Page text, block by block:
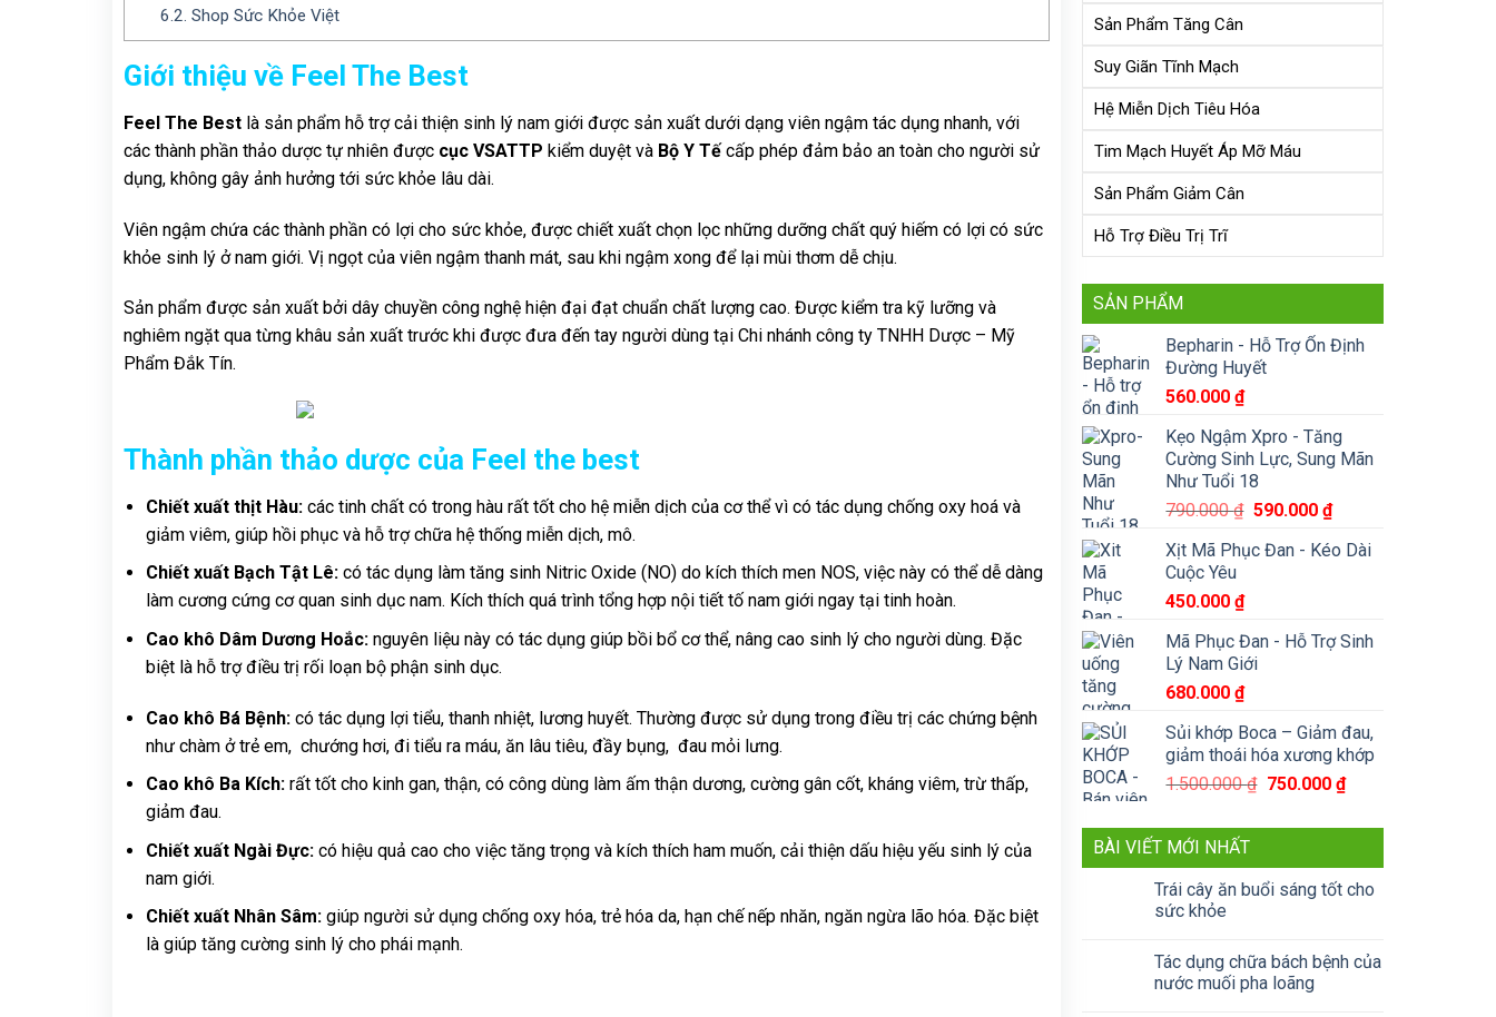
6.2. Shop Sức Khỏe Việt
Giới thiệu về Feel The Best
Feel The Bestlà sản phẩm hỗ trợ cải thiện sinh lý nam giới được sản xuất dưới dạng viên ngậm tác dụng nhanh, với
các thành phần thảo dược tự nhiên được cục VSATTP kiểm duyệt và Bộ Y Tếcấp phép đảm bảo an toàn cho người sử
dụng, không gây ảnh hưởng tới sức khỏe lâu dài.
Viên ngậm chứa các thành phần có lợi cho sức khỏe, được chiết xuất chọn lọc những dưỡng chất quý hiếm có lợi có sức
khỏe sinh lý ở nam giới. Vị ngọt của viên ngậm thanh mát, sau khi ngậm xong để lại mùi thơm dễ chịu.
Sản phẩm được sản xuất bởi dây chuyền công nghệ hiện đại đạt chuẩn chất lượng cao. Được kiểm tra kỹ lưỡng và
nghiêm ngặt qua từng khâu sản xuất trước khi được đưa đến tay người dùng tại Chi nhánh công ty TNHH Dược – Mỹ
Phẩm Đắk Tín.
Thành phần thảo dược của Feel the best
Chiết xuất thịt Hàu:các tinh chất có trong hàu rất tốt cho hệ miễn dịch của cơ thể vì có tác dụng chống oxy hoá và
giảm viêm, giúp hồi phục và hỗ trợ chữa hệ thống miễn dịch, mô.
Chiết xuất Bạch Tật Lê:có tác dụng làm tăng sinh Nitric Oxide (NO) do kích thích men NOS, việc này có thể dễ dàng
làm cương cứng cơ quan sinh dục nam. Kích thích quá trình tổng hợp nội tiết tố nam giới ngay tại tinh hoàn.
Cao khô Dâm Dương Hoắc:nguyên liệu này có tác dụng giúp bồi bổ cơ thể, nâng cao sinh lý cho người dùng. Đặc
biệt là hỗ trợ điều trị rối loạn bộ phận sinh dục.
Cao khô Bá Bệnh:có tác dụng lợi tiểu, thanh nhiệt, lương huyết. Thường được sử dụng trong điều trị các chứng bệnh
như chàm ở trẻ em, chướng hơi, đi tiểu ra máu, ăn lâu tiêu, đầy bụng, đau mỏi lưng.
Cao khô Ba Kích:rất tốt cho kinh gan, thận, có công dùng làm ấm thận dương, cường gân cốt, kháng viêm, trừ thấp,
giảm đau.
Chiết xuất Ngài Đực:có hiệu quả cao cho việc tăng trọng và kích thích ham muốn, cải thiện dấu hiệu yếu sinh lý của
nam giới.
Chiết xuất Nhân Sâm:giúp người sử dụng chống oxy hóa, trẻ hóa da, hạn chế nếp nhăn, ngăn ngừa lão hóa. Đặc biệt
là giúp tăng cường sinh lý cho phái mạnh.
Sản Phẩm Tăng Cân
Suy Giãn Tĩnh Mạch
Hệ Miễn Dịch Tiêu Hóa
Tim Mạch Huyết Áp Mỡ Máu
Sản Phẩm Giảm Cân
Hỗ Trợ Điều Trị Trĩ
SẢN PHẨM
Bepharin - Hỗ Trợ Ổn Định
Đường Huyết
560.000₫
Kẹo Ngậm Xpro - Tăng
Cường Sinh Lực, Sung Mãn
Như Tuổi 18
790.000₫ Giá
là:
590.000₫Giá
tại
Xịt Mã Phục Đan - Kéo Dài
Cuộc Yêu
450.000₫
Mã Phục Đan - Hỗ Trợ Sinh
Lý Nam Giới
680.000₫
Sủi khớp Boca – Giảm đau,
giảm thoái hóa xương khớp
1.500.000₫ Giá
là:
750.000₫Giá
tại
BÀI VIẾT MỚI NHẤT
Trái cây ăn buổi sáng tốt cho
sức khỏe
Tác dụng chữa bách bệnh của
nước muối pha loãng